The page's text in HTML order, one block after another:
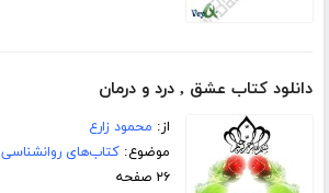
دانلود کتاب عشق , درد و درمان
از: محمود زارع
موضوع:کتاب‌های روانشناسی
۲۶ صفحه